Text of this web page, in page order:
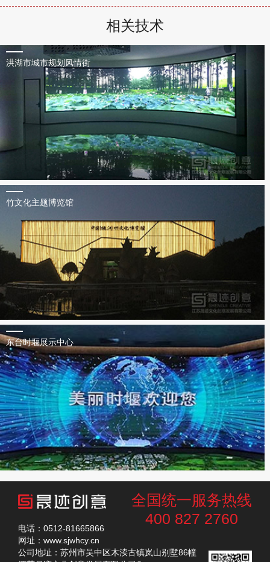
相关技术
洪湖市城市规划风情街
竹文化主题博览馆
东台时堰展示中心
全国统一服务热线
400 827 2760
电话：0512-81665866
网址：www.sjwhcy.cn
公司地址：苏州市吴中区木渎古镇岚山别墅86幢